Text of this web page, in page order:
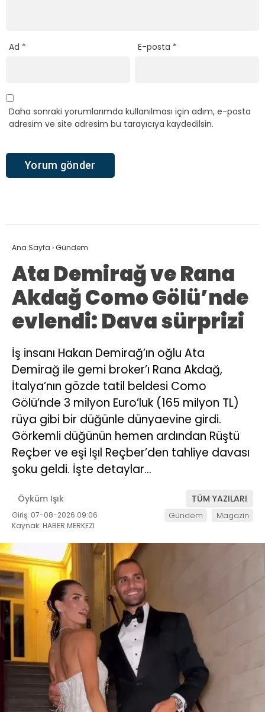
Ad * E-posta *
Daha sonraki yorumlarımda kullanılması için adım, e-posta
adresim ve site adresim bu tarayıcıya kaydedilsin.
Ana Sayfa ›Gündem
Ata Demirağ ve Rana
Akdağ Como Gölü’nde
evlendi: Dava sürprizi
İş insanı Hakan Demirağ’ın oğlu Ata
Demirağ ile gemi broker’ı Rana Akdağ,
İtalya’nın gözde tatil beldesi Como
Gölü’nde 3 milyon Euro’luk (165 milyon TL)
rüya gibi bir düğünle dünyaevine girdi.
Görkemli düğünün hemen ardından Rüştü
Reçber ve eşi Işıl Reçber’den tahliye davası
şoku geldi. İşte detaylar…
Öyküm Işık TÜM YAZILARI
Giriş: 07-08-2026 09:06
Kaynak: HABER MERKEZI
Gündem Magazin